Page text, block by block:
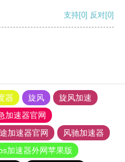
支持[0] 反对[0]
器 旋风
旋风加速
加速器官网
加速器官网
风驰加速器
加速器外网苹果版